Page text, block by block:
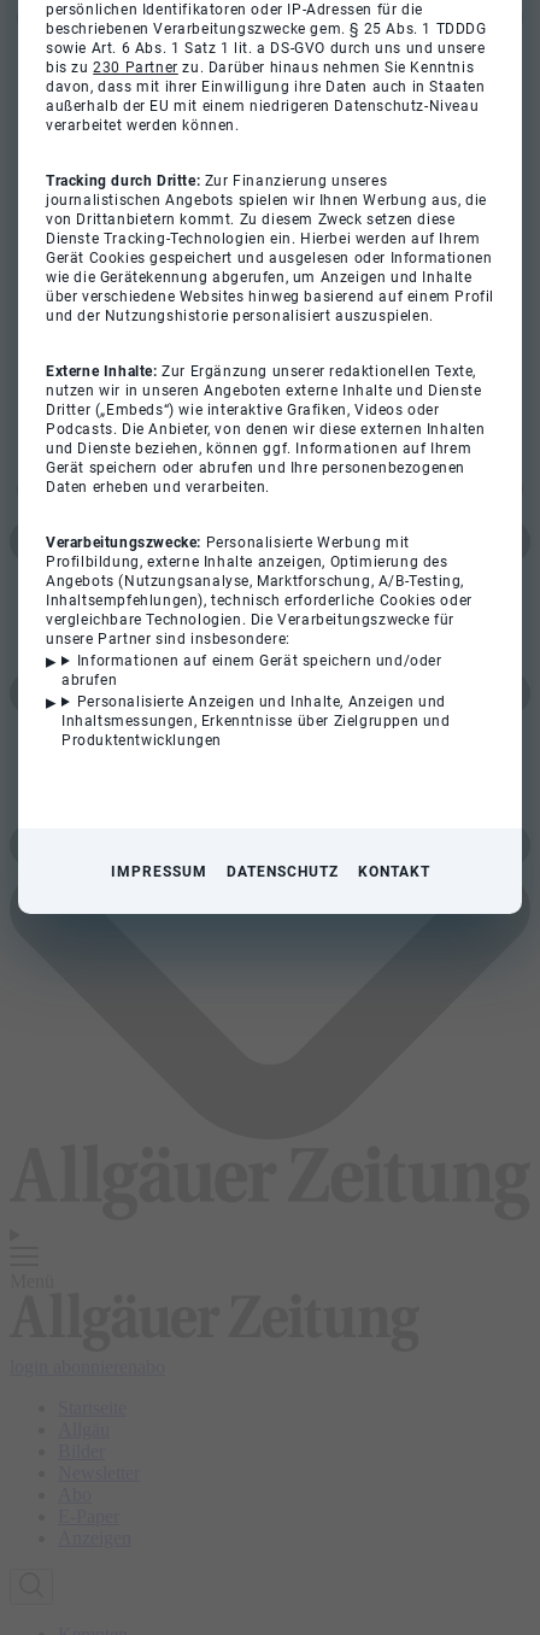
persönlichen Identifikatoren oder IP-Adressen für die
beschriebenen Verarbeitungszwecke gem. § 25 Abs. 1 TDDDG
sowie Art. 6 Abs. 1 Satz 1 lit. a DS-GVO durch uns und unsere
bis zu230 Partner zu. Darüber hinaus nehmen Sie Kenntnis
davon, dass mit ihrer Einwilligung ihre Daten auch in Staaten
außerhalb der EU mit einem niedrigeren Datenschutz-Niveau
verarbeitet werden können.
Tracking durch Dritte: Zur Finanzierung unseres
journalistischen Angebots spielen wir Ihnen Werbung aus, die
von Drittanbietern kommt. Zu diesem Zweck setzen diese
Dienste Tracking-Technologien ein. Hierbei werden auf Ihrem
Gerät Cookies gespeichert und ausgelesen oder Informationen
wie die Gerätekennung abgerufen, um Anzeigen und Inhalte
über verschiedene Websites hinweg basierend auf einem Profil
und der Nutzungshistorie personalisiert auszuspielen.
Externe Inhalte:Zur Ergänzung unserer redaktionellen Texte,
nutzen wir in unseren Angeboten externe Inhalte und Dienste
Dritter („Embeds“) wie interaktive Grafiken, Videos oder
Podcasts. Die Anbieter, von denen wir diese externen Inhalten
und Dienste beziehen, können ggf. Informationen auf Ihrem
Gerät speichern oder abrufen und Ihre personenbezogenen
Daten erheben und verarbeiten.
Verarbeitungszwecke: Personalisierte Werbung mit
Profilbildung, externe Inhalte anzeigen, Optimierung des
Angebots (Nutzungsanalyse, Marktforschung, A/B-Testing,
Inhaltsempfehlungen), technisch erforderliche Cookies oder
vergleichbare Technologien. Die Verarbeitungszwecke für
unsere Partner sind insbesondere:
Informationen auf einem Gerät speichern und/oder
abrufen
Personalisierte Anzeigen und Inhalte, Anzeigen und
Inhaltsmessungen, Erkenntnisse über Zielgruppen und
Produktentwicklungen
IMPRESSUM DATENSCHUTZ KONTAKT